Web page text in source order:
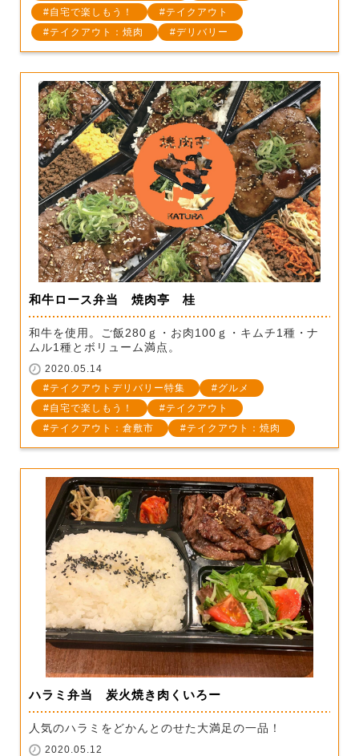
自宅で楽しもう！
テイクアウト
テイクアウト：焼肉
デリバリー
和牛ロース弁当 焼肉亭 桂
和牛を使用。ご飯280ｇ・お肉100ｇ・キムチ1種・ナ
ムル1種とボリューム満点。
2020.05.14
テイクアウトデリバリー特集
グルメ
自宅で楽しもう！
テイクアウト
テイクアウト：倉敷市
テイクアウト：焼肉
ハラミ弁当 炭火焼き肉くいろー
人気のハラミをどかんとのせた大満足の一品！
2020.05.12